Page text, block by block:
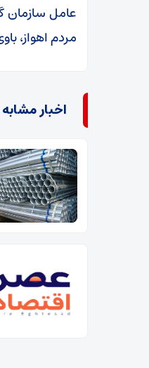
عامل سازمان
مردم اهواز،
اخبار